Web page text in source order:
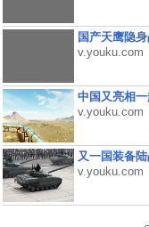
国产天鹰隐
v.youku.com
中国又亮相
v.youku.com
又一国装备
v.youku.com